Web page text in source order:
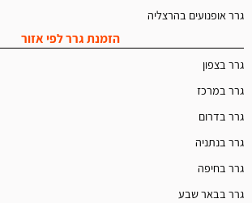
גרר אופנועים בהרצליה
הזמנת גרר לפי אזור
גרר בצפון
גרר במרכז
גרר בדרום
גרר בנתניה
גרר בחיפה
גרר בבאר שבע